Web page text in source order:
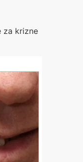
za krizne